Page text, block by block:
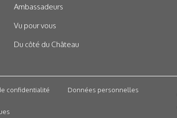
Ambassadeurs
Vu pour vous
Du côté du Château
confidentialité Données personnelles